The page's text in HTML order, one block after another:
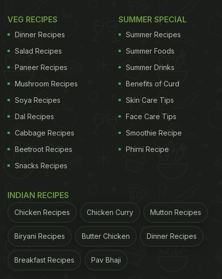
VEG RECIPES
Dinner Recipes
Salad Recipes
Paneer Recipes
Mushroom Recipes
Soya Recipes
Dal Recipes
Cabbage Recipes
Beetroot Recipes
Snacks Recipes
SUMMER SPECIAL
Summer Recipes
Summer Foods
Summer Drinks
Benefits of Curd
Skin Care Tips
Face Care Tips
Smoothie Recipe
Phirni Recipe
INDIAN RECIPES
Chicken Recipes Chicken Curry Mutton Recipes
Biryani Recipes Butter Chicken Dinner Recipes
Breakfast Recipes Pav Bhaji